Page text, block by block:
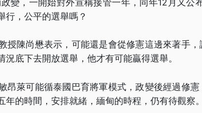
行，公平的選舉嗎？
授陳尚懋表示，可能還是會從修憲這邊來著手
況底下去開放選舉，他才有可能贏得選舉。
昂萊可能循泰國巴育將軍模式，政變後經過修
年的時間，安排就緒，緬甸的時程，仍有待觀